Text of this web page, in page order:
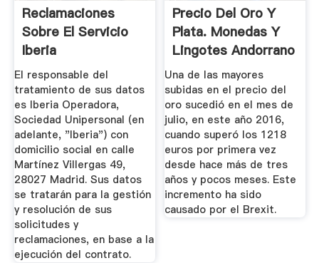
Reclamaciones
Sobre El Servicio
Iberia
El responsable del
tratamiento de sus datos
es Iberia Operadora,
Sociedad Unipersonal (en
adelante, "Iberia") con
domicilio social en calle
Martínez Villergas 49,
28027 Madrid. Sus datos
se tratarán para la gestión
y resolución de sus
solicitudes y
reclamaciones, en base a la
ejecución del contrato.
Precio Del Oro Y
Plata. Monedas Y
Lingotes Andorrano
Joyería
Una de las mayores
subidas en el precio del
oro sucedió en el mes de
julio, en este año 2016,
cuando superó los 1218
euros por primera vez
desde hace más de tres
años y pocos meses. Este
incremento ha sido
causado por el Brexit.